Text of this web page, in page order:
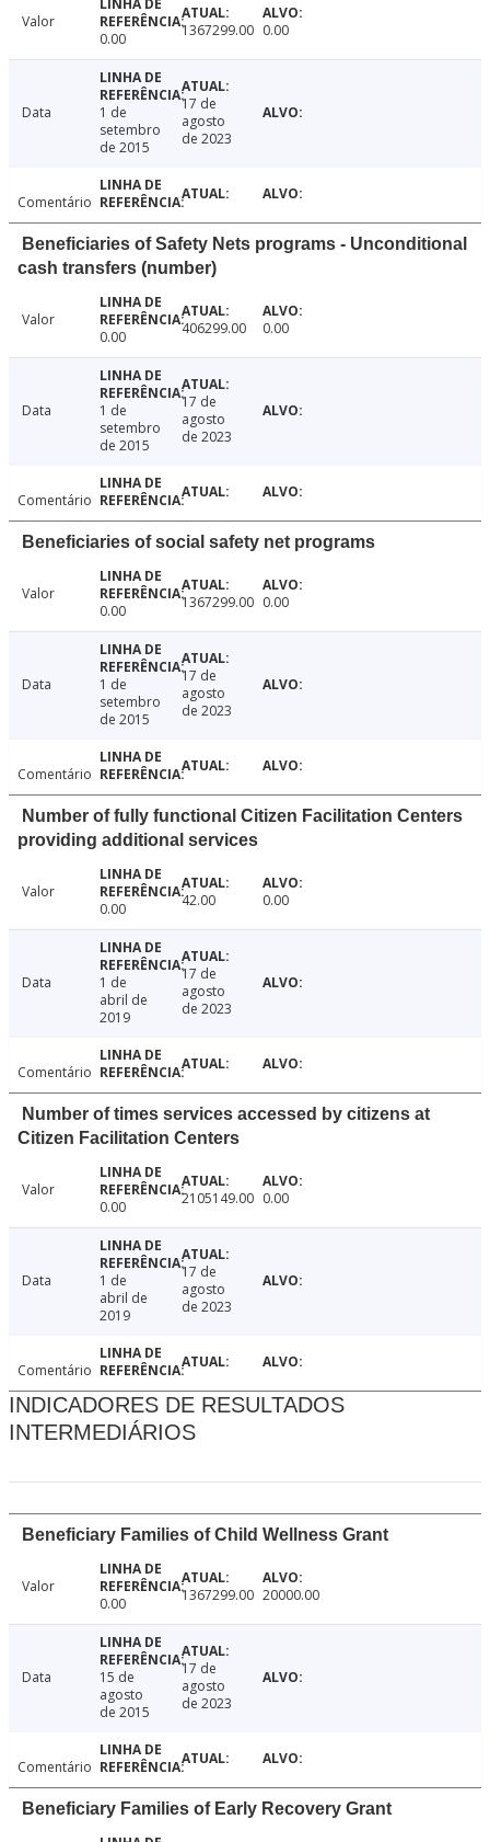
Valor
0.00
1367299.00 0.00
Data
1 de
setembro
de 2015
17 de
agosto
de 2023
Comentário
Beneficiaries of Safety Nets programs - Unconditional
cash transfers (number)
Valor
0.00
406299.00 0.00
Data
1 de
setembro
de 2015
17 de
agosto
de 2023
Comentário
Beneficiaries of social safety net programs
Valor
0.00
1367299.00 0.00
Data
1 de
setembro
de 2015
17 de
agosto
de 2023
Comentário
Number of fully functional Citizen Facilitation Centers
providing additional services
Valor
0.00
42.00 0.00
Data
1 de
abril de
2019
17 de
agosto
de 2023
Comentário
Number of times services accessed by citizens at
Citizen Facilitation Centers
Valor
0.00
2105149.00 0.00
Data
1 de
abril de
2019
17 de
agosto
de 2023
Comentário
INDICADORES DE RESULTADOS
INTERMEDIÁRIOS
Beneficiary Families of Child Wellness Grant
Valor
0.00
1367299.00 20000.00
Data
15 de
agosto
de 2015
17 de
agosto
de 2023
Comentário
Beneficiary Families of Early Recovery Grant